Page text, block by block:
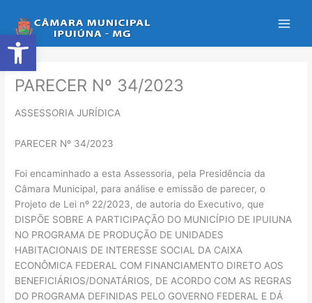
Abrir a barra de ferramentas
para
o
conteúdo
PARECER Nº 34/2023
ASSESSORIA JURÍDICA
PARECER Nº 34/2023
Foi encaminhado a esta Assessoria, pela Presidência da
Câmara Municipal, para análise e emissão de parecer, o
Projeto de Lei nº 22/2023, de autoria do Executivo, que
DISPÕE SOBRE A PARTICIPAÇÃO DO MUNICÍPIO DE IPUIUNA
NO PROGRAMA DE PRODUÇÃO DE UNIDADES
HABITACIONAIS DE INTERESSE SOCIAL DA CAIXA
ECONÔMICA FEDERAL COM FINANCIAMENTO DIRETO AOS
BENEFICIÁRIOS/DONATÁRIOS, DE ACORDO COM AS REGRAS
DO PROGRAMA DEFINIDAS PELO GOVERNO FEDERAL E DÁ